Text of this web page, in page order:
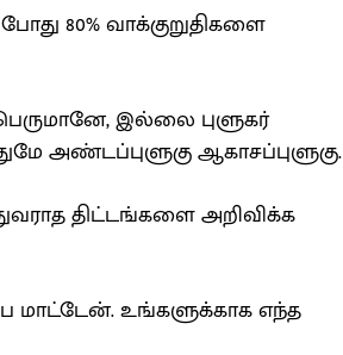
80% வாக்குறுதிகளை
இல்லை புளுகர்
அண்டப்புளுகு ஆகாசப்புளுகு.
திட்டங்களை அறிவிக்க
மாட்டேன். உங்களுக்காக எந்த